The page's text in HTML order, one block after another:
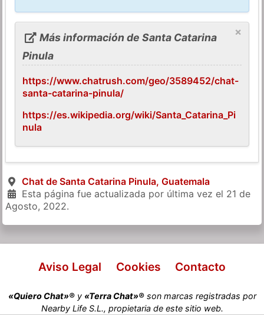
×
Más información de Santa Catarina
Pinula
https://www.chatrush.com/geo/3589452/chat-
santa-catarina-pinula/
https://es.wikipedia.org/wiki/Santa_Catarina_Pi
nula
Chat de Santa Catarina Pinula, Guatemala
Esta página fue actualizada por última vez el 21 de
Agosto, 2022.
Aviso Legal Cookies Contacto
«Quiero Chat»®y «Terra Chat»®son marcas registradas por
Nearby Life S.L., propietaria de este sitio web.